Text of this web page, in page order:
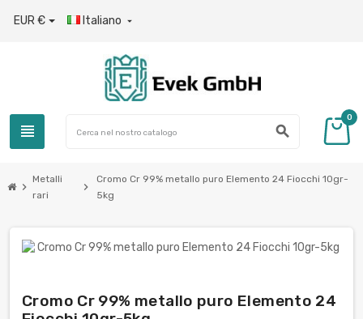
EUR € Italiano 
view_headline search
0
chevron_right
Metalli
rari
chevron_right
Cromo Cr 99% metallo puro Elemento 24 Fiocchi 10gr-
5kg
Cromo Cr 99% metallo puro Elemento 24